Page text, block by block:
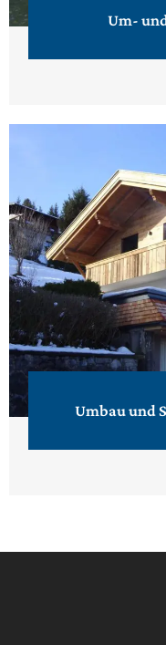
Um-
Umbau und